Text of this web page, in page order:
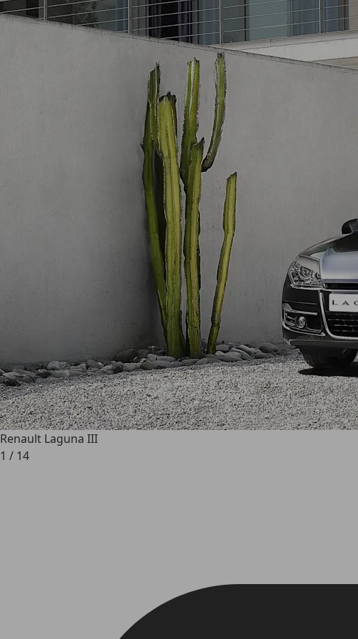
Renault Laguna III
1 / 14